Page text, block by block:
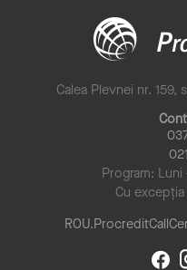
Calea Plevnei nr.
Program:
Cu